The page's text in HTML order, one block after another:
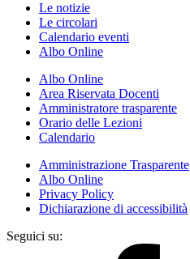
Le notizie
Le circolari
Calendario eventi
Albo Online
Albo Online
Area Riservata Docenti
Amministratore trasparente
Orario delle Lezioni
Calendario
Amministrazione Trasparente
Albo Online
Privacy Policy
Dichiarazione di accessibilità
Seguici su: